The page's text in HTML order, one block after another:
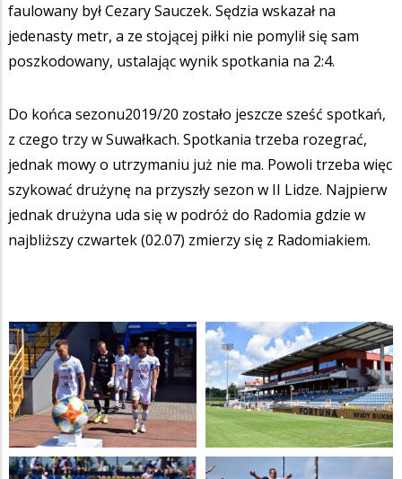
faulowany był Cezary Sauczek. Sędzia wskazał na
jedenasty metr, a ze stojącej piłki nie pomylił się sam
poszkodowany, ustalając wynik spotkania na 2:4.
Do końca sezonu2019/20 zostało jeszcze sześć spotkań,
z czego trzy w Suwałkach. Spotkania trzeba rozegrać,
jednak mowy o utrzymaniu już nie ma. Powoli trzeba więc
szykować drużynę na przyszły sezon w II Lidze. Najpierw
jednak drużyna uda się w podróż do Radomia gdzie w
najbliższy czwartek (02.07) zmierzy się z Radomiakiem.